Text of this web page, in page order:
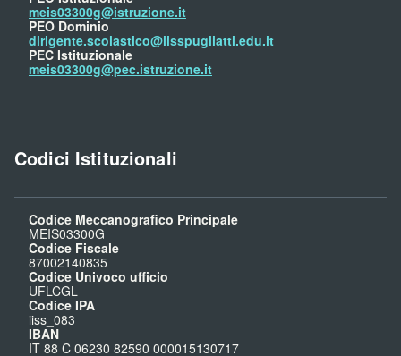
meis03300g@istruzione.it
PEO Dominio
dirigente.scolastico@iisspugliatti.edu.it
PEC Istituzionale
meis03300g@pec.istruzione.it
Codici Istituzionali
Codice Meccanografico Principale
MEIS03300G
Codice Fiscale
87002140835
Codice Univoco ufficio
UFLCGL
Codice IPA
iiss_083
IBAN
IT 88 C 06230 82590 000015130717